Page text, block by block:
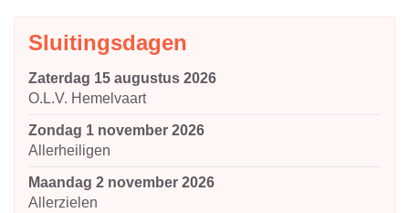
Sluitingsdagen
zaterdag 15 augustus 2026
O.L.V. Hemelvaart
zondag 1 november 2026
Allerheiligen
maandag 2 november 2026
Allerzielen